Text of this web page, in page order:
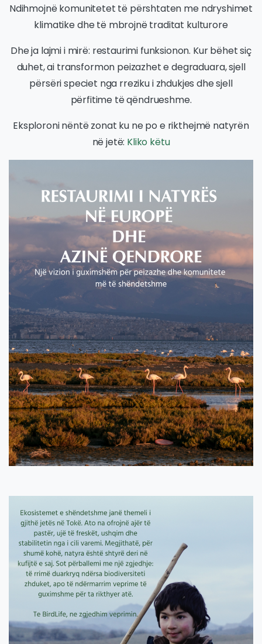
Ndihmojnë komunitetet të përshtaten me ndryshimet
klimatike dhe të mbrojnë traditat kulturore
Dhe ja lajmi i mirë: restaurimi funksionon. Kur bëhet siç
duhet, ai transformon peizazhet e degraduara, sjell
përsëri speciet nga rreziku i zhdukjes dhe sjell
përfitime të qëndrueshme.
Eksploroni nëntë zonat ku ne po e rikthejmë natyrën
në jetë: Kliko këtu